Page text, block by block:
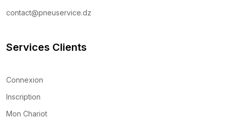
contact@pneuservice.dz
Services Clients
Connexion
Inscription
Mon Chariot